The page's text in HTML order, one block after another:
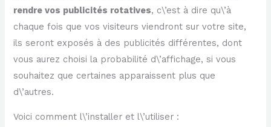
rendre vos publicités rotatives, c\’est à dire qu\’à
chaque fois que vos visiteurs viendront sur votre site,
ils seront exposés à des publicités différentes, dont
vous aurez choisi la probabilité d\’affichage, si vous
souhaitez que certaines apparaissent plus que
d\’autres.
Voici comment l\’installer et l\’utiliser :